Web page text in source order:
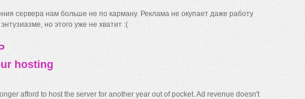
сервера нам больше не по карману. Реклама не окупает даже работу
но этого уже не хватит :(
hosting
afford to host the server for another year out of pocket. Ad revenue doesn't